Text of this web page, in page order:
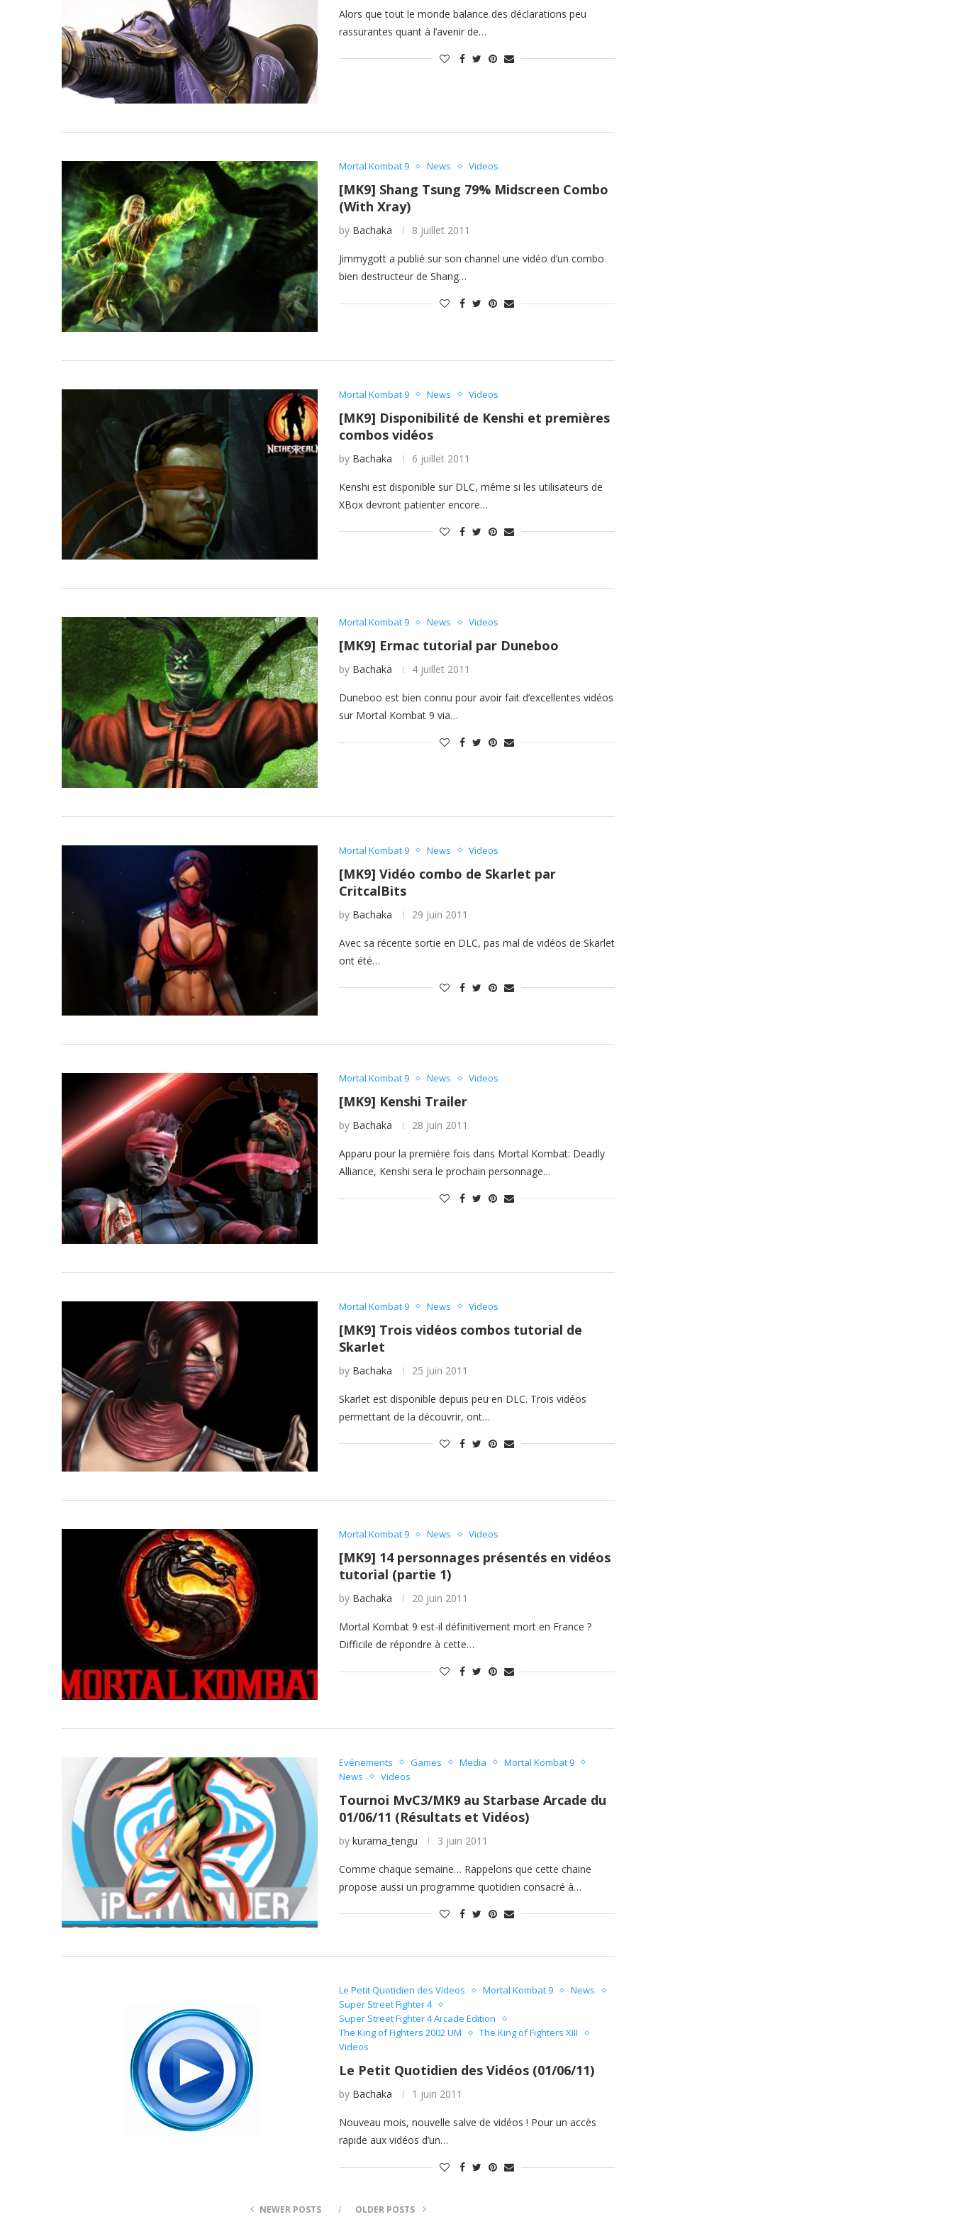
Alors que tout le monde balance des déclarations peu
rassurantes quant à l’avenir de…
Mortal Kombat 9 News Videos
[MK9] Shang Tsung 79% Midscreen Combo
(With Xray)
by Bachaka 8 juillet 2011
Jimmygott a publié sur son channel une vidéo d’un combo
bien destructeur de Shang…
Mortal Kombat 9 News Videos
[MK9] Disponibilité de Kenshi et premières
combos vidéos
by Bachaka 6 juillet 2011
Kenshi est disponible sur DLC, même si les utilisateurs de
XBox devront patienter encore…
Mortal Kombat 9 News Videos
[MK9] Ermac tutorial par Duneboo
by Bachaka 4 juillet 2011
Duneboo est bien connu pour avoir fait d’excellentes vidéos
sur Mortal Kombat 9 via…
Mortal Kombat 9 News Videos
[MK9] Vidéo combo de Skarlet par
CritcalBits
by Bachaka 29 juin 2011
Avec sa récente sortie en DLC, pas mal de vidéos de Skarlet
ont été…
Mortal Kombat 9 News Videos
[MK9] Kenshi Trailer
by Bachaka 28 juin 2011
Apparu pour la première fois dans Mortal Kombat: Deadly
Alliance, Kenshi sera le prochain personnage…
Mortal Kombat 9 News Videos
[MK9] Trois vidéos combos tutorial de
Skarlet
by Bachaka 25 juin 2011
Skarlet est disponible depuis peu en DLC. Trois vidéos
permettant de la découvrir, ont…
Mortal Kombat 9 News Videos
[MK9] 14 personnages présentés en vidéos
tutorial (partie 1)
by Bachaka 20 juin 2011
Mortal Kombat 9 est-il définitivement mort en France ?
Difficile de répondre à cette…
Evénements Games Media
Mortal Kombat 9
News
Videos
Tournoi MvC3/MK9 au Starbase Arcade du
01/06/11 (Résultats et Vidéos)
by kurama_tengu 3 juin 2011
Comme chaque semaine… Rappelons que cette chaine
propose aussi un programme quotidien consacré à…
Le Petit Quotidien des Videos Mortal Kombat 9
News
Super Street Fighter 4
Super Street Fighter 4 Arcade Edition
The King of Fighters 2002 UM
The King of Fighters XIII
Videos
Le Petit Quotidien des Vidéos (01/06/11)
by Bachaka 1 juin 2011
Nouveau mois, nouvelle salve de vidéos ! Pour un accès
rapide aux vidéos d’un…
NEWER POSTS OLDER POSTS